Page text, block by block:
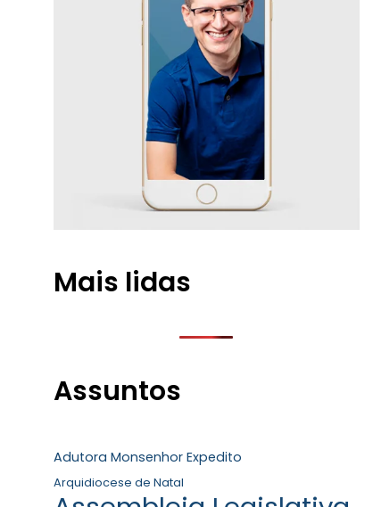
Mais lidas
Assuntos
Adutora Monsenhor Expedito
Arquidiocese de Natal